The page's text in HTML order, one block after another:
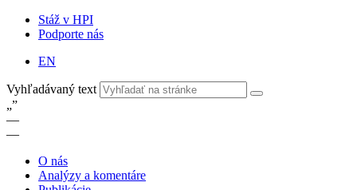
Stáž v HPI
Podporte nás
EN
Vyhľadávaný text
„”
—
—
O nás
Analýzy a komentáre